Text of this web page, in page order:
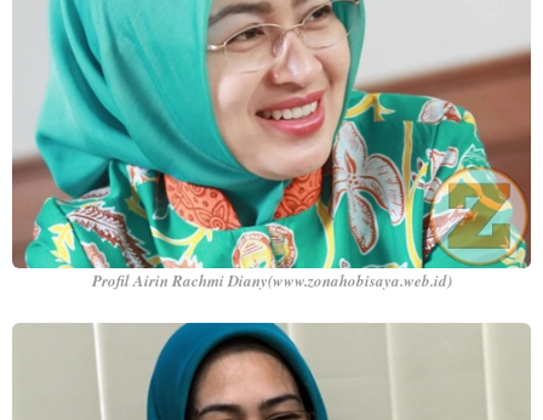
Profil Airin Rachmi Diany(www.zonahobisaya.web.id)